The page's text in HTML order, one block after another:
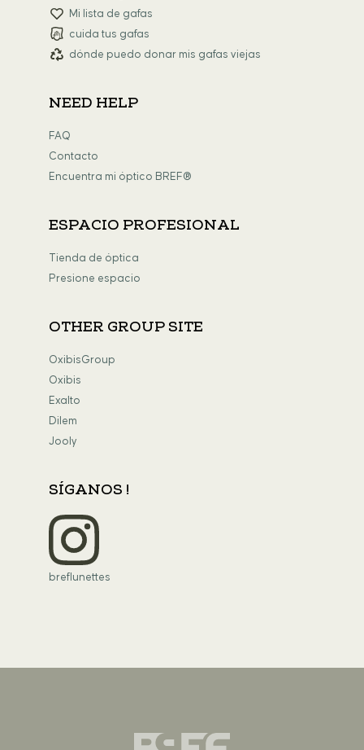
Mi lista de gafas
cuida tus gafas
dónde puedo donar mis gafas viejas
NEED HELP
FAQ
Contacto
Encuentra mi óptico BREF®
SÍGANOS !
breflunettes
ESPACIO PROFESIONAL
Tienda de óptica
Presione espacio
OTHER GROUP SITE
OxibisGroup
Oxibis
Exalto
Dilem
Jooly